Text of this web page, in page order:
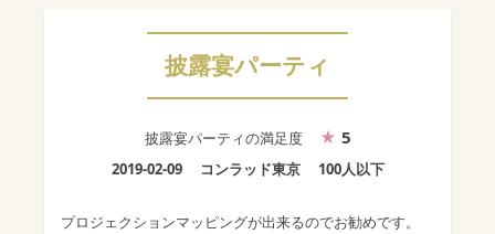
披露宴パーティ
披露宴パーティの満足度 5
2019-02-09 コンラッド東京 100人以下
プロジェクションマッピングが出来るのでお勧めです。